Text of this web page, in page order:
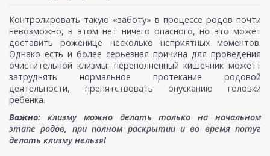
Контролировать такую «заботу» в процессе родов почти
невозможно, в этом нет ничего опасного, но это может
доставить роженице несколько неприятных моментов.
Однако есть и более серьезная причина для проведения
очистительной клизмы: переполненный кишечник можетт
затруднять нормальное протекание родовой
деятельности, препятствовать опусканию головки
ребенка.
Важно: клизму можно делать только на начальном
этапе родов, при полном раскрытии и во время потуг
делать клизму нельзя!